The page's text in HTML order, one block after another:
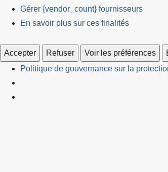
Gérer {vendor_count} fournisseurs
En savoir plus sur ces finalités
Accepter Refuser Voir les préférences
Politique de gouvernance sur la